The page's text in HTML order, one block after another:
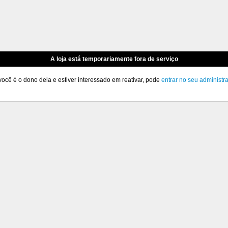
A loja está temporariamente fora de serviço
é o dono dela e estiver interessado em reativar, pode entrar no seu